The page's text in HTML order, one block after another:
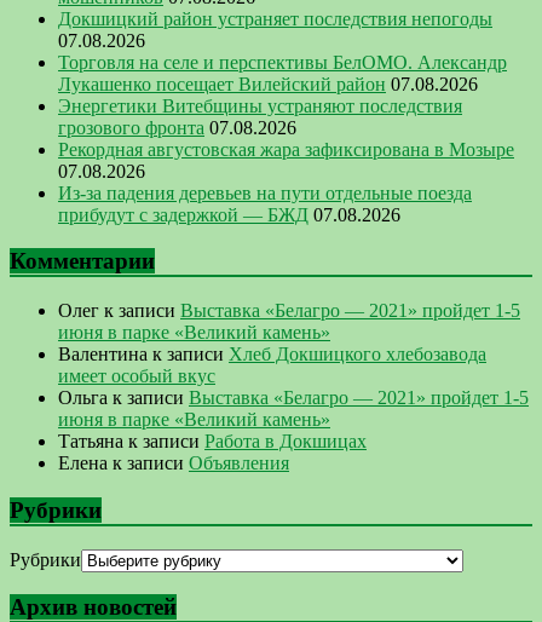
Докшицкий район устраняет последствия непогоды
07.08.2026
Торговля на селе и перспективы БелОМО. Александр
Лукашенко посещает Вилейский район 07.08.2026
Энергетики Витебщины устраняют последствия
грозового фронта 07.08.2026
Рекордная августовская жара зафиксирована в Мозыре
07.08.2026
Из-за падения деревьев на пути отдельные поезда
прибудут с задержкой — БЖД 07.08.2026
Комментарии
Олег к записи Выставка «Белагро — 2021» пройдет 1-5
июня в парке «Великий камень»
Валентина к записи Хлеб Докшицкого хлебозавода
имеет особый вкус
Ольга к записи Выставка «Белагро — 2021» пройдет 1-5
июня в парке «Великий камень»
Татьяна к записи Работа в Докшицах
Елена к записи Объявления
Рубрики
Рубрики
Архив новостей